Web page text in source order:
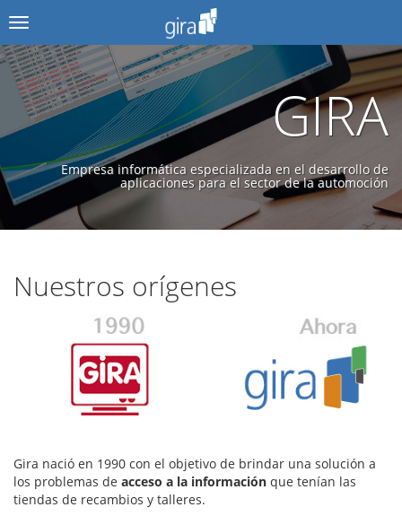
GIRA
Empresa informática especializada en el desarrollo de
aplicaciones para el sector de la automoción
Nuestros orígenes
Gira nació en 1990 con el objetivo de brindar una solución a
los problemas de acceso a la información que tenían las
tiendas de recambios y talleres.